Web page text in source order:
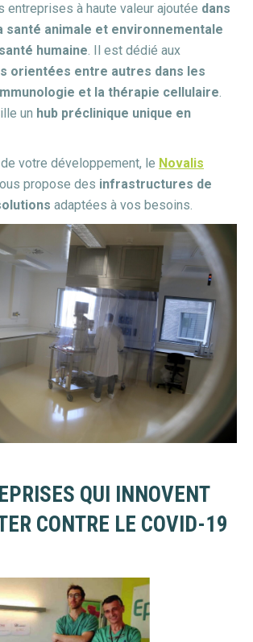
entreprises à haute valeur ajoutée dans
santé animale et environnementale
humaine. Il est dédié aux
orientées entre autres dans les
et la thérapie cellulaire.
un hub préclinique unique en
votre développement, le Novalis
propose des infrastructures de
adaptées à vos besoins.
QUI INNOVENT
CONTRE LE COVID-19